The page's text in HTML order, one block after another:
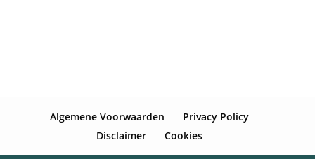
Algemene Voorwaarden
Privacy Policy
Disclaimer
Cookies